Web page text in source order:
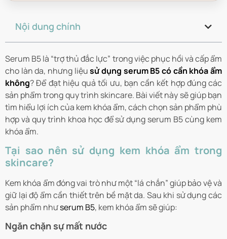
Nội dung chính
Serum B5 là “trợ thủ đắc lực” trong việc phục hồi và cấp ẩm
cho làn da, nhưng liệusử dụng serum B5 có cần khóa ẩm
không? Để đạt hiệu quả tối ưu, bạn cần kết hợp đúng các
sản phẩm trong quy trình skincare. Bài viết này sẽ giúp bạn
tìm hiểu lợi ích của kem khóa ẩm, cách chọn sản phẩm phù
hợp và quy trình khoa học để sử dụng serum B5 cùng kem
khóa ẩm.
Tại sao nên sử dụng kem khóa ẩm trong
skincare?
Kem khóa ẩm đóng vai trò như một “lá chắn” giúp bảo vệ và
giữ lại độ ẩm cần thiết trên bề mặt da. Sau khi sử dụng các
sản phẩm nhưserum B5, kem khóa ẩm sẽ giúp:
Ngăn chặn sự mất nước